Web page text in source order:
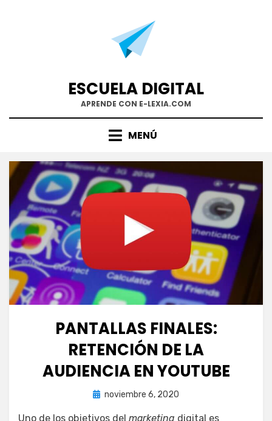
ESCUELA DIGITAL
APRENDE CON E-LEXIA.COM
MENÚ
PANTALLAS FINALES:
RETENCIÓN DE LA
AUDIENCIA EN YOUTUBE
porjuancadotcom
Publicada
noviembre 6, 2020
Uno de los objetivos del marketing digital es